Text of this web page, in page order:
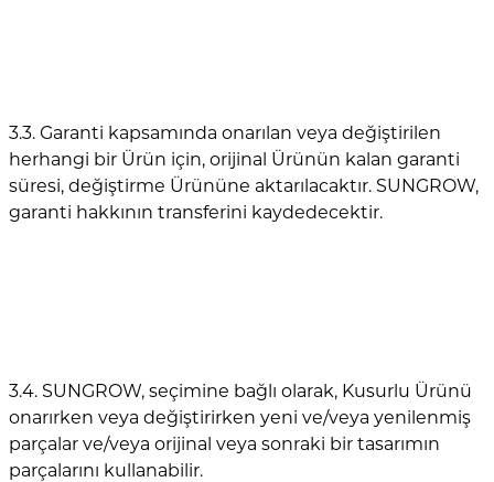
3.3. Garanti kapsamında onarılan veya değiştirilen
herhangi bir Ürün için, orijinal Ürünün kalan garanti
süresi, değiştirme Ürününe aktarılacaktır. SUNGROW,
garanti hakkının transferini kaydedecektir.
3.4. SUNGROW, seçimine bağlı olarak, Kusurlu Ürünü
onarırken veya değiştirirken yeni ve/veya yenilenmiş
parçalar ve/veya orijinal veya sonraki bir tasarımın
parçalarını kullanabilir.